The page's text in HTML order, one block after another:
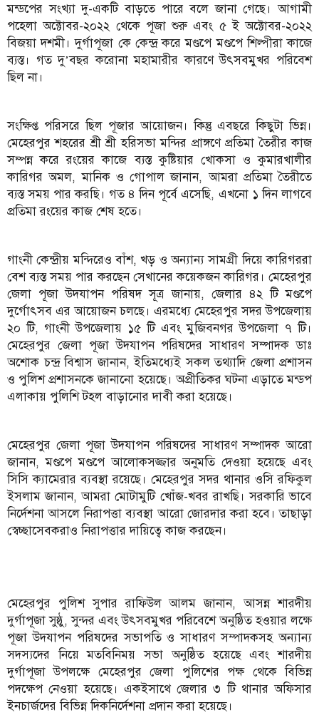
মন্ডপের সংখ্যা দু-একটি বাড়তে পারে বলে জানা গেছে। আগামী
পহেলা অক্টোবর-২০২২ থেকে পূজা শুরু এবং ৫ ই অক্টোবর-২০২২
বিজয়া দশমী। দুর্গাপূজা কে কেন্দ্র করে মণ্ডপে মণ্ডপে শিল্পীরা কাজে
ব্যস্ত। গত দু’বছর করোনা মহামারীর কারণে উৎসবমুখর পরিবেশ
ছিল না।
সংক্ষিপ্ত পরিসরে ছিল পূজার আয়োজন। কিন্তু এবছরে কিছুটা ভিন্ন।
মেহেরপুর শহরের শ্রী শ্রী হরিসভা মন্দির প্রাঙ্গণে প্রতিমা তৈরীর কাজ
সম্পন্ন করে রংয়ের কাজে ব্যস্ত কুষ্টিয়ার খোকসা ও কুমারখালীর
কারিগর অমল, মানিক ও গোপাল জানান, আমরা প্রতিমা তৈরীতে
ব্যস্ত সময় পার করছি। গত ৪ দিন পূর্বে এসেছি, এখনো ১ দিন লাগবে
প্রতিমা রংয়ের কাজ শেষ হতে।
গাংনী কেন্দ্রীয় মন্দিরেও বাঁশ, খড় ও অন্যান্য সামগ্রী দিয়ে কারিগররা
বেশ ব্যস্ত সময় পার করছেন সেখানের কয়েকজন কারিগর। মেহেরপুর
জেলা পূজা উদযাপন পরিষদ সূত্র জানায়, জেলার ৪২ টি মণ্ডপে
দুর্গোৎসব এর আয়োজন চলছে। এরমধ্যে মেহেরপুর সদর উপজেলায়
২০ টি, গাংনী উপজেলায় ১৫ টি এবং মুজিবনগর উপজেলা ৭ টি।
মেহেরপুর জেলা পূজা উদযাপন পরিষদের সাধারণ সম্পাদক ডাঃ
অশোক চন্দ্র বিশ্বাস জানান, ইতিমধ্যেই সকল তথ্যাদি জেলা প্রশাসন
ও পুলিশ প্রশাসনকে জানানো হয়েছে। অপ্রীতিকর ঘটনা এড়াতে মন্ডপ
এলাকায় পুলিশি টহল বাড়ানোর দাবী করা হয়েছে।
মেহেরপুর জেলা পূজা উদযাপন পরিষদের সাধারণ সম্পাদক আরো
জানান, মণ্ডপে মণ্ডপে আলোকসজ্জার অনুমতি দেওয়া হয়েছে এবং
সিসি ক্যামেরার ব্যবস্থা রয়েছে। মেহেরপুর সদর থানার ওসি রফিকুল
ইসলাম জানান, আমরা মোটামুটি খোঁজ-খবর রাখছি। সরকারি ভাবে
নির্দেশনা আসলে নিরাপত্তা ব্যবস্থা আরো জোরদার করা হবে। তাছাড়া
স্বেচ্ছাসেবকরাও নিরাপত্তার দায়িত্বে কাজ করছেন।
মেহেরপুর পুলিশ সুপার রাফিউল আলম জানান, আসন্ন শারদীয়
দুর্গাপূজা সুষ্ঠু, সুন্দর এবং উৎসবমুখর পরিবেশে অনুষ্ঠিত হওয়ার লক্ষে
পূজা উদযাপন পরিষদের সভাপতি ও সাধারণ সম্পাদকসহ অন্যান্য
সদস্যদের নিয়ে মতবিনিময় সভা অনুষ্ঠিত হয়েছে এবং শারদীয়
দুর্গাপূজা উপলক্ষে মেহেরপুর জেলা পুলিশের পক্ষ থেকে বিভিন্ন
পদক্ষেপ নেওয়া হয়েছে। একইসাথে জেলার ৩ টি থানার অফিসার
ইনচার্জদের বিভিন্ন দিকনির্দেশনা প্রদান করা হয়েছে।